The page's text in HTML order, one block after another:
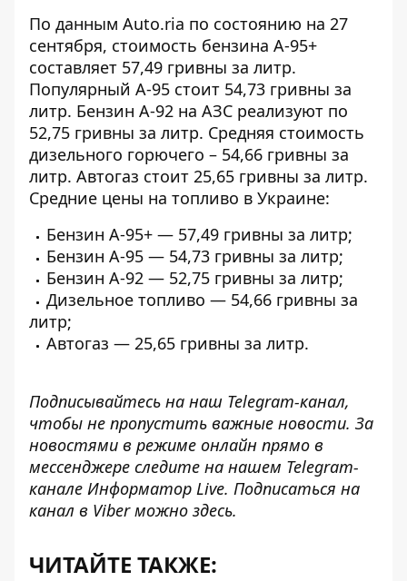
По данным Auto.ria по состоянию на 27
сентября, стоимость бензина А-95+
составляет 57,49 гривны за литр.
Популярный А-95 стоит 54,73 гривны за
литр. Бензин А-92 на АЗС реализуют по
52,75 гривны за литр. Средняя стоимость
дизельного горючего – 54,66 гривны за
литр. Автогаз стоит 25,65 гривны за литр.
Средние цены на топливо в Украине:
Бензин A-95+ — 57,49 гривны за литр;
Бензин A-95 — 54,73 гривны за литр;
Бензин A-92 — 52,75 гривны за литр;
Дизельное топливо — 54,66 гривны за
литр;
Автогаз — 25,65 гривны за литр.
Подписывайтесь на наш Telegram-канал,
чтобы не пропустить важные новости. За
новостями в режиме онлайн прямо в
мессенджере следите на нашем Telegram-
канале Информатор Live. Подписаться на
канал в Viber можно здесь.
ЧИТАЙТЕ ТАКЖЕ: